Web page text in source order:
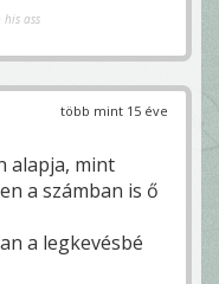
ass
több mint 15 éve
alapja, mint
a számban is ő
a legkevésbé